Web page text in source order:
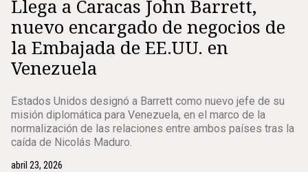
Llega a Caracas John Barrett,
nuevo encargado de negocios de
la Embajada de EE.UU. en
Venezuela
Estados Unidos designó a Barrett como nuevo jefe de su
misión diplomática para Venezuela, en el marco de la
normalización de las relaciones entre ambos países tras la
caída de Nicolás Maduro.
abril 23, 2026